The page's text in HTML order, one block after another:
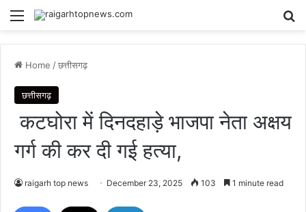
Menu
Home /छत्तीसगढ़
छत्तीसगढ़
कटघोरा में दिनदहाड़े भाजपा नेता अक्षय
गर्ग की कर दी गई हत्या,
raigarh top news December 23, 2025 103 1 minute read